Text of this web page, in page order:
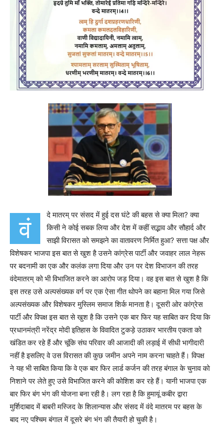
वं
दे मातरम् पर संसद में हुई दस घंटे की बहस से क्या मिला? क्या
किसी ने कोई सबक लिया और देश में कहीं सद्भाव और सौहार्द और
साझी विरासत को समझने का वातावरण निर्मित हुआ? सत्ता पक्ष और
विशेषकर भाजपा इस बात से खुश है उसने कांग्रेस पार्टी और जवाहर लाल नेहरू
पर बदनामी का एक और कलंक लगा दिया और उन पर देश विभाजन की तरह
वंदेमातरम् को भी विभाजित करने का आरोप जड़ दिया। वह इस बात से खुश है कि
इस तरह उसे अल्पसंख्यक वर्ग पर एक ऐसा गीत थोपने का बहाना मिल गया जिसे
अल्पसंख्यक और विशेषकर मुस्लिम समाज शिर्क मानता है। दूसरी ओर कांग्रेस
पार्टी और विपक्ष इस बात से खुश है कि उसने एक बार फिर यह साबित कर दिया कि
प्रधानमंत्री नरेंद्र मोदी इतिहास के विवादित टुकड़े उठाकर भारतीय एकता को
खंडित कर रहे हैं और चूंकि संघ परिवार की आजादी की लड़ाई में सीधी भागीदारी
नहीं है इसलिए वे उस विरासत की कुछ जमीन अपने नाम करना चाहते हैं। विपक्ष
ने यह भी साबित किया कि वे एक बार फिर लार्ड कर्जन की तरह बंगाल के चुनाव को
निशाने पर लेते हुए उसे विभाजित करने की कोशिश कर रहे हैं। यानी भाजपा एक
बार फिर बंग भंग की योजना बना रही है। लग रहा है कि हुमायूं कबीर द्वारा
मुर्शिदाबाद में बाबरी मस्जिद के शिलान्यास और संसद में वंदे मातरम पर बहस के
बाद नए पश्चिम बंगाल में दूसरे बंग भंग की तैयारी हो चुकी है।